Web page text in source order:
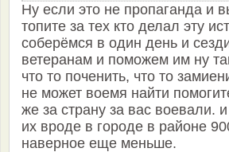
Ну если это не пропаганда и
топите за тех кто делал эту
соберёмся в один день и
ветеранам и поможем им ну
что то поченить, что то
не может воемя найти
же за страну за вас воевали.
их вроде в городе в районе
наверное еще меньше.